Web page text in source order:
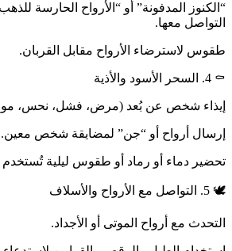
“الكنوز المدفونة” أو “الأرواح الحارسة
التواصل معها.
طقوس لاسترضاء الأرواح مقابل القربان.
⚰️ 4. السحر الأسود والأذية
إيذاء شخص عن بُعد (مرض، فشل، نحس،
إرسال أرواح أو “جن” لمضايقة شخص معين.
تحضير دماء أو رماد أو طقوس ليلية تُستخدم
🕊️ 5. التواصل مع الأرواح والأسلاف
التحدث مع أرواح الموتى أو الأجداد.